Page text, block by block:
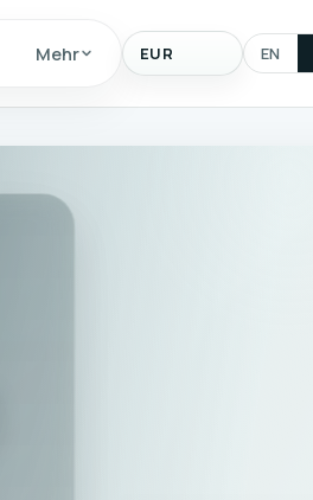
Mehr Anzeigewaehrung
EN